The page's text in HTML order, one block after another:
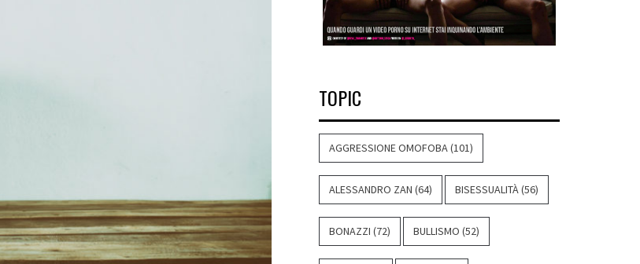
TOPIC
AGGRESSIONE OMOFOBA (101)
ALESSANDRO ZAN (64) BISESSUALITÀ (56)
BONAZZI (72) BULLISMO (52)